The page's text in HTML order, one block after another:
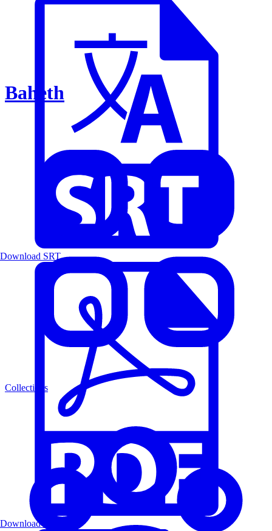
Baheth
Collections
Download SRT
Download PDF